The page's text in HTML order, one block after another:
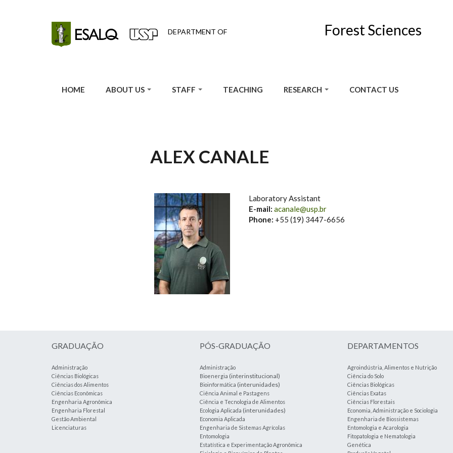
DEPARTMENT OF Forest Sciences
HOME ABOUT US STAFF TEACHING RESEARCH CONTACT US
ALEX CANALE
Laboratory Assistant
E-mail: acanale@usp.br
Phone: +55 (19) 3447-6656
GRADUAÇÃO
Administração
Ciências Biológicas
Ciências dos Alimentos
Ciências Econômicas
Engenharia Agronômica
Engenharia Florestal
Gestão Ambiental
Licenciaturas
PÓS-GRADUAÇÃO
Administração
Bioenergia (interinstitucional)
Bioinformática (interunidades)
Ciência Animal e Pastagens
Ciência e Tecnologia de Alimentos
Ecologia Aplicada (interunidades)
Economia Aplicada
Engenharia de Sistemas Agrícolas
Entomologia
Estatística e Experimentação Agronômica
DEPARTAMENTOS
Agroindústria, Alimentos e Nutrição
Ciência do Solo
Ciências Biológicas
Ciências Exatas
Ciências Florestais
Economia, Administração e Sociologia
Engenharia de Biossistemas
Entomologia e Acarologia
Fitopatologia e Nematologia
Genética